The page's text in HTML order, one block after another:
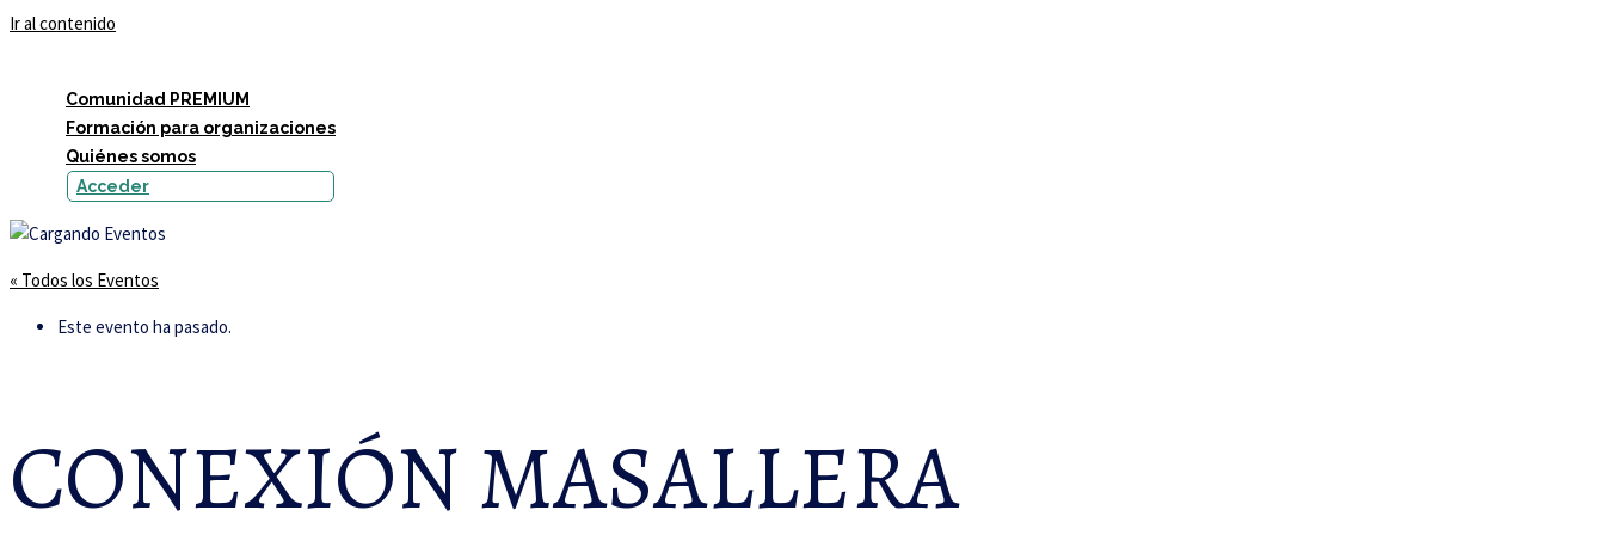
Ir al contenido
Comunidad PREMIUM
Formación para organizaciones
Quiénes somos
Acceder
« Todos los Eventos
Este evento ha pasado.
CONEXIÓN MASALLERA